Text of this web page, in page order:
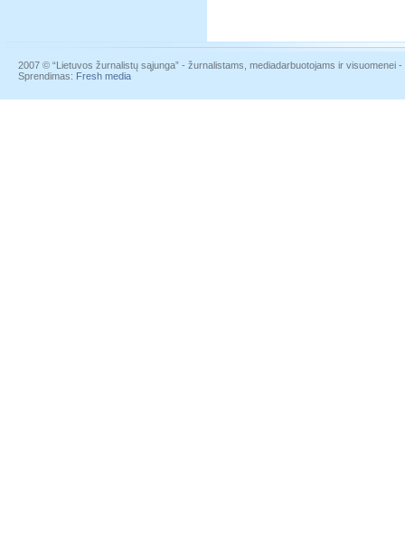
2007 © “Lietuvos žurnalistų sąjunga” - žurnalistams, mediadarbuotojams ir visuomenei
Sprendimas: Fresh media